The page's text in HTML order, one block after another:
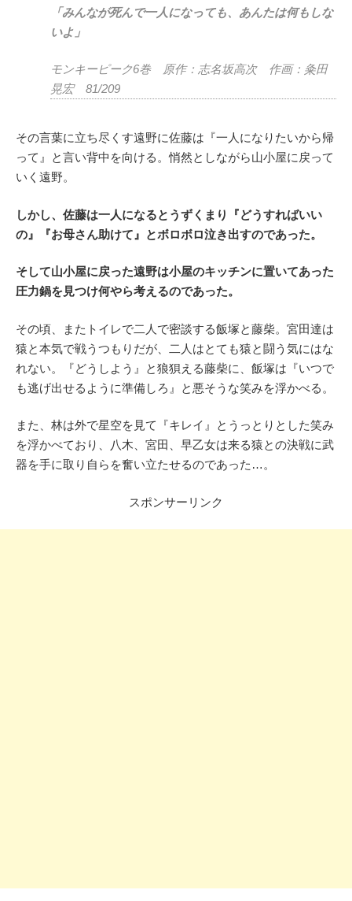
「みんなが死んで一人になっても、あんたは何もしな
いよ」
モンキーピーク6巻 原作：志名坂高次 作画：粂田
晃宏 81/209
その言葉に立ち尽くす遠野に佐藤は『一人になりたいから帰
って』と言い背中を向ける。悄然としながら山小屋に戻って
いく遠野。
しかし、佐藤は一人になるとうずくまり『どうすればいい
の』『お母さん助けて』とボロボロ泣き出すのであった。
そして山小屋に戻った遠野は小屋のキッチンに置いてあった
圧力鍋を見つけ何やら考えるのであった。
その頃、またトイレで二人で密談する飯塚と藤柴。宮田達は
猿と本気で戦うつもりだが、二人はとても猿と闘う気にはな
れない。『どうしよう』と狼狽える藤柴に、飯塚は『いつで
も逃げ出せるように準備しろ』と悪そうな笑みを浮かべる。
また、林は外で星空を見て『キレイ』とうっとりとした笑み
を浮かべており、八木、宮田、早乙女は来る猿との決戦に武
器を手に取り自らを奮い立たせるのであった…。
スポンサーリンク